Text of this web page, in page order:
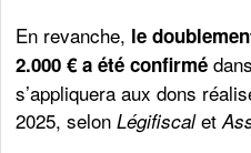
En revanche, le
2.000 € a été confirmé
s’appliquera aux dons
2025, selonLégifiscalet